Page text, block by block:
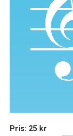
Pris: 25 kr